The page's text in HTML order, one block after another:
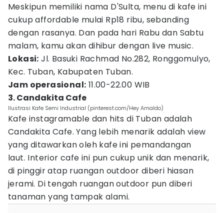
Meskipun memiliki nama D'Sulta, menu di kafe ini
cukup affordable mulai Rp18 ribu, sebanding
dengan rasanya. Dan pada hari Rabu dan Sabtu
malam, kamu akan dihibur dengan live music.
Lokasi: Jl. Basuki Rachmad No.282, Ronggomulyo,
Kec. Tuban, Kabupaten Tuban.
Jam operasional: 11.00-22.00 WIB
3. Candakita Cafe
Ilustrasi Kafe Semi Industrial (pinterest.com/Hey Arnaldo)
Kafe instagramable dan hits di Tuban adalah
Candakita Cafe. Yang lebih menarik adalah view
yang ditawarkan oleh kafe ini pemandangan
laut. Interior cafe ini pun cukup unik dan menarik,
di pinggir atap ruangan outdoor diberi hiasan
jerami. Di tengah ruangan outdoor pun diberi
tanaman yang tampak alami.